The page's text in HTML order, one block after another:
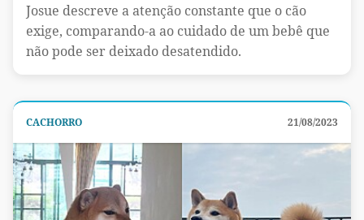
Josue descreve a atenção constante que o cão
exige, comparando-a ao cuidado de um bebê que
não pode ser deixado desatendido.
CACHORRO 21/08/2023